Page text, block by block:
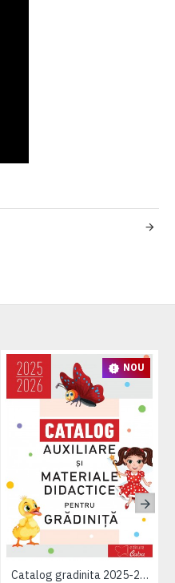
NOU
Catalog gradinita 2025-2026